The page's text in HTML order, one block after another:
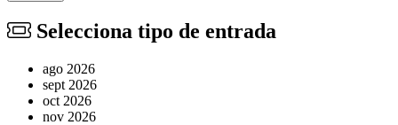
Selecciona tipo de entrada
ago 2026
sept 2026
oct 2026
nov 2026